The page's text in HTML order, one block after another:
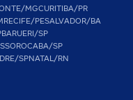
MGCURITIBA/PR
RECIFE/PESALVADOR/BA
BARUERI/SP
SOROCABA/SP
SPNATAL/RN